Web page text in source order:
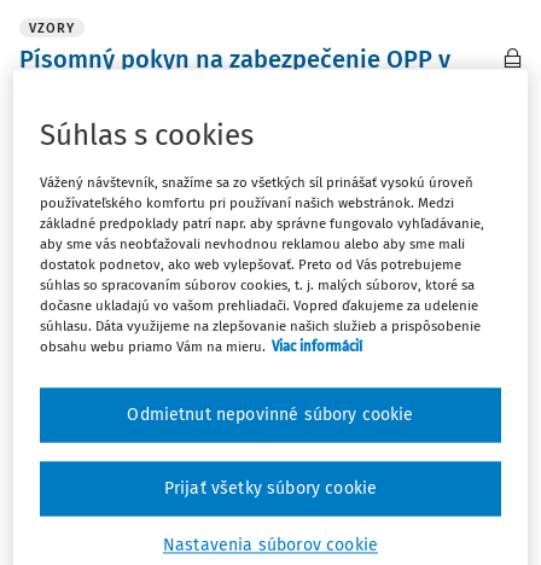
VZORY
Písomný pokyn na zabezpečenie OPP v
Dokument je vytvorený spoločnosťou BOZPO, s. r. o.
pred požiarmi v mimopracovnom čase je stanoviť
opatrenia a podmienky protipožiarnej bezpečnosti.
BOZPO s.r.o.
Vydané:29. 9. 2025 / 7 minút čítania
Záznam z kontroly na zisťovanie požitia
alkoholu, omamných alebo
psychotropných látok – hromadný záznam
Spoločnosť BOZPO s. r. o. si tentoraz pre vás pripravila
dokument, ktorého účelom je zaznamenanie kontroly
zamestnávateľa, či zamestnanec (resp. iná fyzická osoba)
Súhlas s cookies
Vážený návštevník, snažíme sa zo všetkých síl prinášať vysokú úroveň
používateľského komfortu pri používaní našich webstránok. Medzi
základné predpoklady patrí napr. aby správne fungovalo vyhľadávanie,
aby sme vás neobťažovali nevhodnou reklamou alebo aby sme mali
dostatok podnetov, ako web vylepšovať. Preto od Vás potrebujeme
súhlas so spracovaním súborov cookies, t. j. malých súborov, ktoré sa
dočasne ukladajú vo vašom prehliadači. Vopred ďakujeme za udelenie
súhlasu. Dáta využijeme na zlepšovanie našich služieb a prispôsobenie
obsahu webu priamo Vám na mieru. Viac informácií
Nastavenia súborov cookie
Odmietnut nepovinné súbory cookie
Prijať všetky súbory cookie